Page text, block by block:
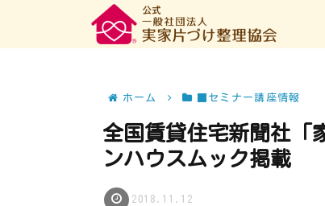
ホーム ■セミナー講座情報
全国賃貸住宅新聞社「
ンハウスムック掲載
2018.11.12